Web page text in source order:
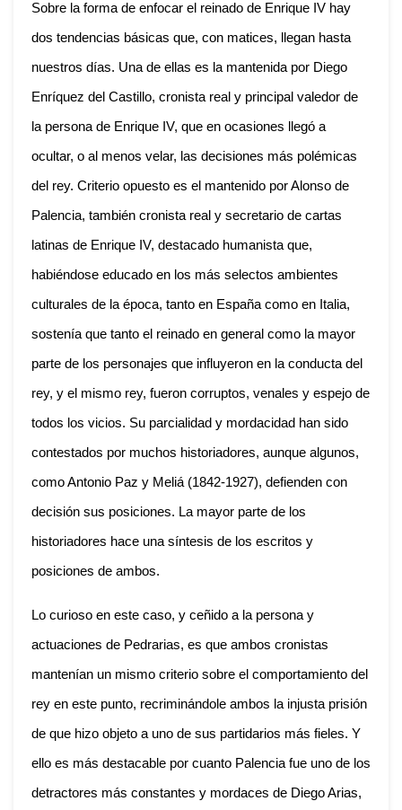
Sobre la forma de enfocar el reinado de Enrique IV hay
dos tendencias básicas que, con matices, llegan hasta
nuestros días. Una de ellas es la mantenida por Diego
Enríquez del Castillo, cronista real y principal valedor de
la persona de Enrique IV, que en ocasiones llegó a
ocultar, o al menos velar, las decisiones más polémicas
del rey. Criterio opuesto es el mantenido por Alonso de
Palencia, también cronista real y secretario de cartas
latinas de Enrique IV, destacado humanista que,
habiéndose educado en los más selectos ambientes
culturales de la época, tanto en España como en Italia,
sostenía que tanto el reinado en general como la mayor
parte de los personajes que influyeron en la conducta del
rey, y el mismo rey, fueron corruptos, venales y espejo de
todos los vicios. Su parcialidad y mordacidad han sido
contestados por muchos historiadores, aunque algunos,
como Antonio Paz y Meliá (1842-1927), defienden con
decisión sus posiciones. La mayor parte de los
historiadores hace una síntesis de los escritos y
posiciones de ambos.
Lo curioso en este caso, y ceñido a la persona y
actuaciones de Pedrarias, es que ambos cronistas
mantenían un mismo criterio sobre el comportamiento del
rey en este punto, recriminándole ambos la injusta prisión
de que hizo objeto a uno de sus partidarios más fieles. Y
ello es más destacable por cuanto Palencia fue uno de los
detractores más constantes y mordaces de Diego Arias,